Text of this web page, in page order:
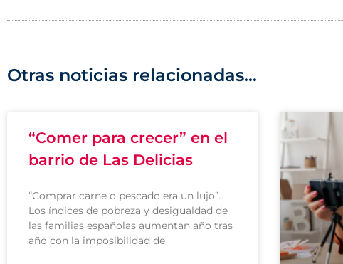
Otras noticias relacionadas...
“Comer para crecer” en el
barrio de Las Delicias
“Comprar carne o pescado era un lujo”.
Los índices de pobreza y desigualdad de
las familias españolas aumentan año tras
año con la imposibilidad de